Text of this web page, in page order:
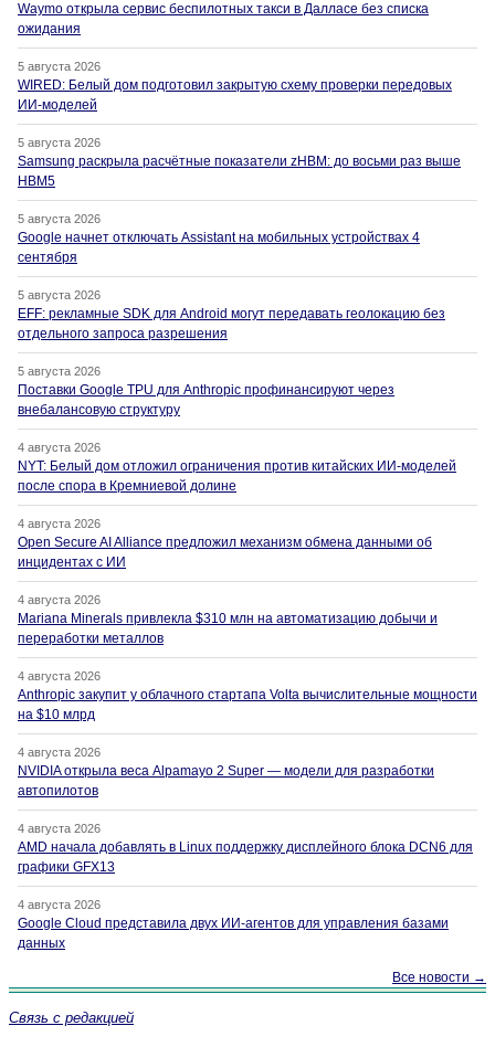
Waymo открыла сервис беспилотных такси в Далласе без списка
ожидания
5 августа 2026
WIRED: Белый дом подготовил закрытую схему проверки передовых
ИИ-моделей
5 августа 2026
Samsung раскрыла расчётные показатели zHBM: до восьми раз выше
HBM5
5 августа 2026
Google начнет отключать Assistant на мобильных устройствах 4
сентября
5 августа 2026
EFF: рекламные SDK для Android могут передавать геолокацию без
отдельного запроса разрешения
5 августа 2026
Поставки Google TPU для Anthropic профинансируют через
внебалансовую структуру
4 августа 2026
NYT: Белый дом отложил ограничения против китайских ИИ-моделей
после спора в Кремниевой долине
4 августа 2026
Open Secure AI Alliance предложил механизм обмена данными об
инцидентах с ИИ
4 августа 2026
Mariana Minerals привлекла $310 млн на автоматизацию добычи и
переработки металлов
4 августа 2026
Anthropic закупит у облачного стартапа Volta вычислительные мощности
на $10 млрд
4 августа 2026
NVIDIA открыла веса Alpamayo 2 Super — модели для разработки
автопилотов
4 августа 2026
AMD начала добавлять в Linux поддержку дисплейного блока DCN6 для
графики GFX13
4 августа 2026
Google Cloud представила двух ИИ-агентов для управления базами
данных
Все новости →
Связь с редакцией